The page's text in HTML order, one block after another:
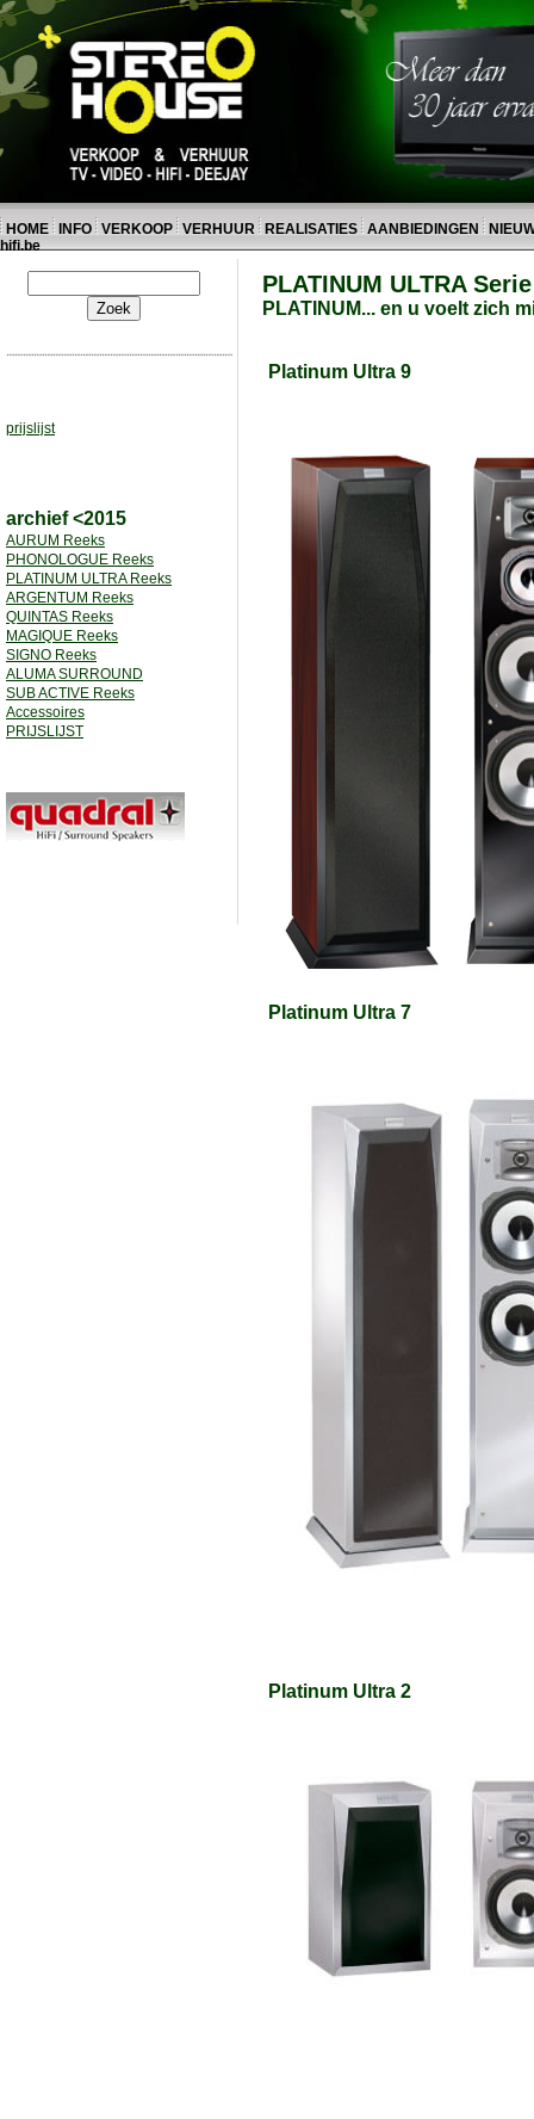
HOME INFO VERKOOP VERHUUR REALISATIES AANBIEDINGEN
hifi.be
prijslijst
archief <2015
AURUM Reeks
PHONOLOGUE Reeks
PLATINUM ULTRA Reeks
ARGENTUM Reeks
QUINTAS Reeks
MAGIQUE Reeks
SIGNO Reeks
ALUMA SURROUND
SUB ACTIVE Reeks
Accessoires
PRIJSLIJST
PLATINUM ULTRA
PLATINUM... en u voelt zich
Platinum Ultra 9
Platinum Ultra 7
Platinum Ultra 2